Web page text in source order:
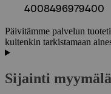
4008496979400
Päivitämme palvelun
kuitenkin tarkistamaan
Sijainti